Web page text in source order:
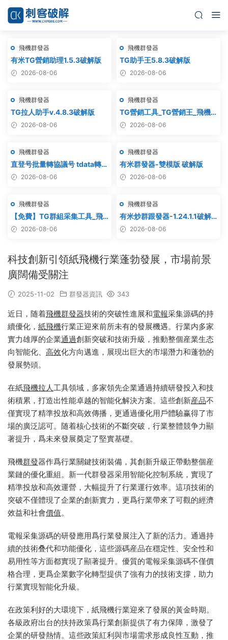
飛機群發器
有米TG營銷助理1.5.3破解版
2026-08-06
飛機群發器
TG助手王5.8.3破解版
2026-08-06
飛機群發器
TG拉人助手v.4.8.3破解版
2026-08-06
飛機群發器
TG營銷工具_TG營銷王_飛機
營銷王_破解版
2026-08-06
飛機群發器
直登号批量轉協議号 tdata轉
session – 附破解工具
2026-08-06
飛機群發器
有米群發器-雙模版 破解版
2026-08-06
飛機群發器
【免費】TG群組采集工具_飛
機群組采集軟件_電報群組采集
2026-08-06
飛機群發器
有米炒群跟發器-1.24.1.1破解
版 2026-08-06
科技創新引領紙飛機行業蓬勃發展，市場前景
廣闊備受關注
2025-11-02 群發器資訊 343
近日，随着飛機群發器技術的突破性進展和電報采集源碼的持
續優化， 紙飛機行業正迎來前所未有的發展機遇。行業内多家
實力雄厚的企業通過創新突破和技術升級，推動整個産業生态
向智能化、 高效化方向邁進，展現出巨大的市場潛力和蓬勃的
發展勢頭。
在紙飛機拉人工具領域，多家領先企業通過持續研發投入和技
術積累，打造出性能卓越的智能化解決方案。這些創新産品不
僅實現了精準投放和高效傳播，更通過優化用戶體驗赢得了市
場的廣泛認可。随着核心技術的不斷突破，行業整體競争力顯
著提升，爲未來發展奠定了堅實基礎。
飛機群發器作爲行業關鍵技術裝備，其創新升級正帶動整個産
業鏈的優化重組。新一代群發器采用智能化控制系統，實現了
精準投放和高效運營，大幅提升了行業運行效率。這項技術的
突破不僅體現了企業的創新實力，更爲行業帶來了可觀的經濟
效益和社會價值。
電報采集源碼的研發應用爲行業發展注入了新的活力。通過持
續的技術叠代和功能優化，這些源碼産品在穩定性、安全性和
易用性等方面都實現了顯著提升。優質的電報采集源碼不僅價
格合理，更爲企業數字化轉型提供了強有力的技術支撐，助力
行業實現智能化升級。
在政策利好的大環境下，紙飛機行業迎來了發展的黃金時期。
各級政府出台的扶持政策爲行業創新提供了有力保障，激發了
企業的研發熱情。這些政策紅利與市場需求形成良性互動，推